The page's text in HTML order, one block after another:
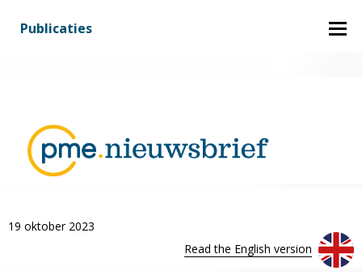
Publicaties
Inhoud
19 oktober 2023
Read the English version